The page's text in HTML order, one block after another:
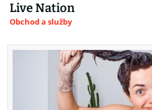
Live Nation
Obchod a služby